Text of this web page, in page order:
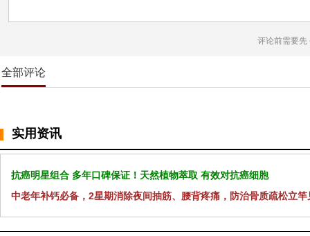
评论前需要先
全部评论
实用资讯
抗癌明星组合 多年口碑保证！天然植物萃取 有效对抗癌细胞
中老年补钙必备，2星期消除夜间抽筋、腰背疼痛，防治骨质疏松立竿